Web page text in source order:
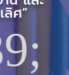
ลิศ”